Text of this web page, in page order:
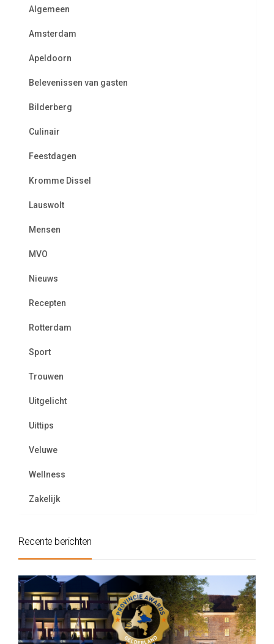
Algemeen
Amsterdam
Apeldoorn
Belevenissen van gasten
Bilderberg
Culinair
Feestdagen
Kromme Dissel
Lauswolt
Mensen
MVO
Nieuws
Recepten
Rotterdam
Sport
Trouwen
Uitgelicht
Uittips
Veluwe
Wellness
Zakelijk
Recente berichten